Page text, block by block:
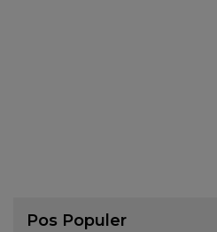
Pos Populer